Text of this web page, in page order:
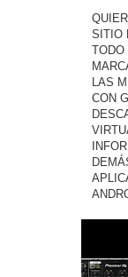
SITIO
TODO
LAS
CON